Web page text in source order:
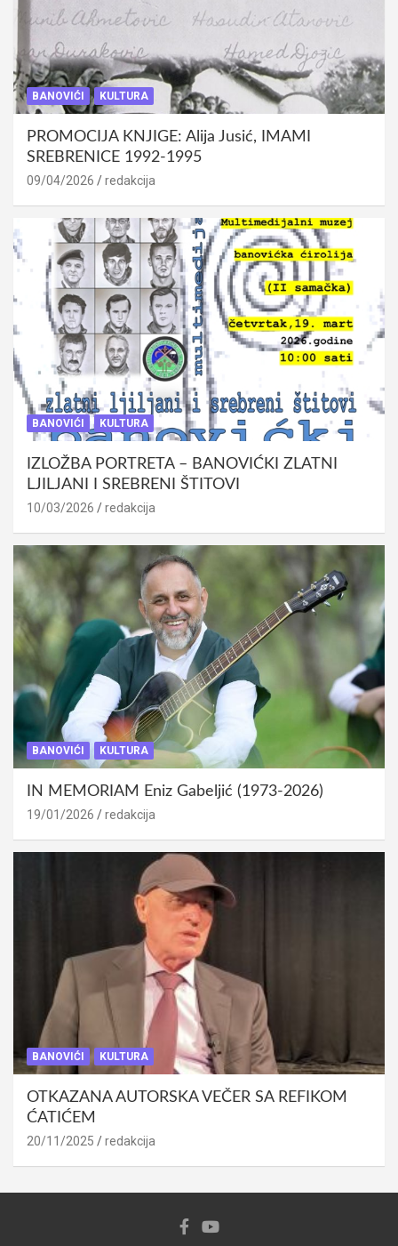
BANOVIĆI KULTURA
PROMOCIJA KNJIGE: Alija Jusić, IMAMI
SREBRENICE 1992-1995
09/04/2026 redakcija
BANOVIĆI KULTURA
IZLOŽBA PORTRETA – BANOVIĆKI ZLATNI
LJILJANI I SREBRENI ŠTITOVI
10/03/2026 redakcija
BANOVIĆI KULTURA
IN MEMORIAM Eniz Gabeljić (1973-2026)
19/01/2026 redakcija
BANOVIĆI KULTURA
OTKAZANA AUTORSKA VEČER SA REFIKOM
ĆATIĆEM
20/11/2025 redakcija